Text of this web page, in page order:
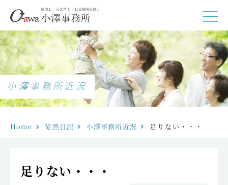
小澤事務所近況
Home 徒然日記 小澤事務所近況 足りない・・・
足りない・・・